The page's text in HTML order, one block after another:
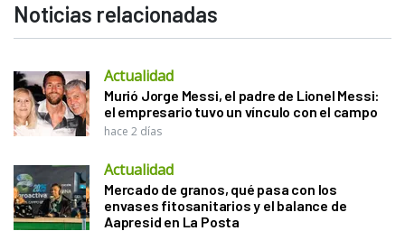
Noticias relacionadas
Actualidad
Murió Jorge Messi, el padre de Lionel Messi:
el empresario tuvo un vínculo con el campo
hace 2 días
Actualidad
Mercado de granos, qué pasa con los
envases fitosanitarios y el balance de
Aapresid en La Posta